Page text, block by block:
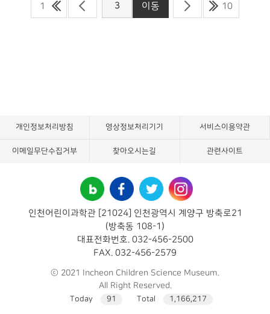
1 10
개인정보처리방침 영상정보처리기기 서비스이용약관
이메일무단수집거부 찾아오시는길 관련사이트
인천어린이과학관 [21024] 인천광역시 계양구 방축로21
(방축동 108-1)
대표전화번호. 032-456-2500
FAX. 032-456-2579
ⓒ 2021 Incheon Children Science Museum.
All Right Reserved.
Today 91 Total 1,166,217